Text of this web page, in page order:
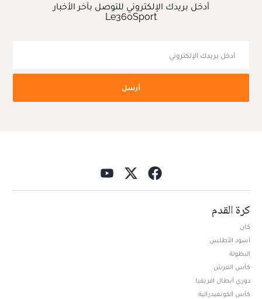
أدخل بريدك الإلكتروني للتوصل بآخر الأخبار
Le360Sport
أرسل
كرة القدم
كان
أسود الأطلس
البطولة
كأس العرش
دوري أبطال افريقيا
كأس الكونفيدرالية